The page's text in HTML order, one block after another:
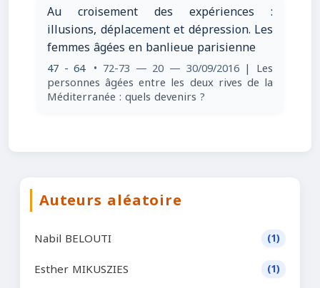
Au croisement des expériences :
illusions, déplacement et dépression. Les
femmes âgées en banlieue parisienne
47 - 64 • 72-73 — 20 — 30/09/2016 | Les
personnes âgées entre les deux rives de la
Méditerranée : quels devenirs ?
Auteurs aléatoire
Nabil BELOUTI (1)
Esther MIKUSZIES (1)